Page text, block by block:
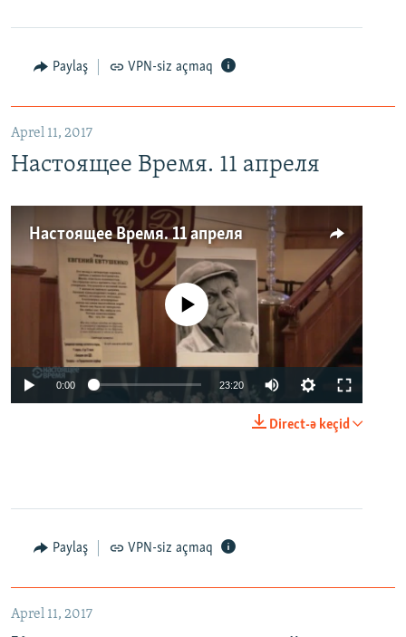
Paylaş VPN-siz açmaq
Aprel 11, 2017
Настоящее Время. 11 апреля
Настоящее Время. 11 апреля
No media source currently available
0:00 23:20
Direct-ə keçid
Paylaş VPN-siz açmaq
Aprel 11, 2017